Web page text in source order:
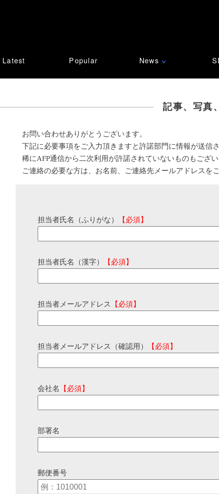
Latest Popular News ∨
記事、写真
お問い合わせありがとうございます。
下記に必要事項をご入力頂きますと許諾部門に情報が送信
稀にAFP通信から二次利用が許諾されていないものもござ
ご連絡の必要な方は、お名前、ご連絡先メールアドレスを
担当者氏名（ふりがな） 【必須】
担当者氏名（漢字） 【必須】
担当者メールアドレス 【必須】
担当者メールアドレス（確認用） 【必須】
会社名 【必須】
部署名
郵便番号